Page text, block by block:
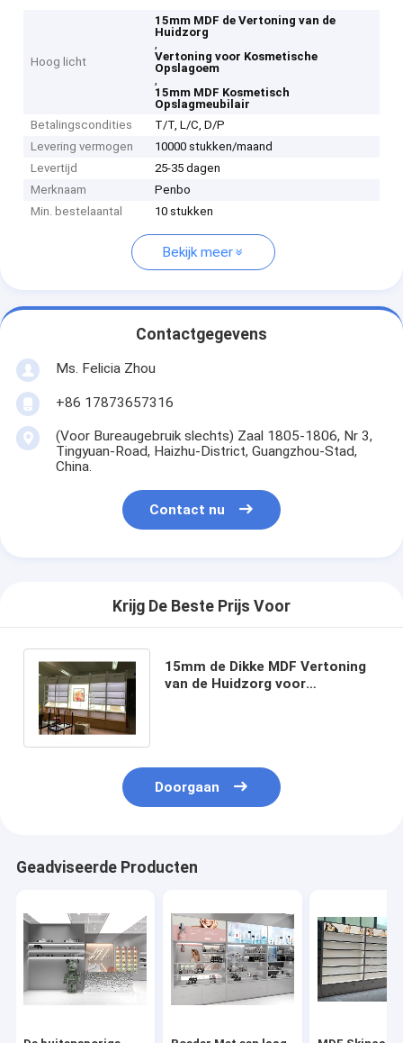
Hoog licht
15mm MDF de Vertoning van de
Huidzorg
,
Vertoning voor Kosmetische
Opslagoem
,
15mm MDF Kosmetisch
Opslagmeubilair
Betalingscondities
T/T, L/C, D/P
Levering vermogen
10000 stukken/maand
Levertijd
25-35 dagen
Merknaam
Penbo
Min. bestelaantal
10 stukken
Bekijk meer
Contactgegevens
Ms. Felicia Zhou
+86 17873657316
(Voor Bureaugebruik slechts) Zaal 1805-1806, Nr 3,
Tingyuan-Road, Haizhu-District, Guangzhou-Stad,
China.
Contact nu
Krijg De Beste Prijs Voor
15mm de Dikke MDF Vertoning
van de Huidzorg voor
Doorgaan
Geadviseerde Producten